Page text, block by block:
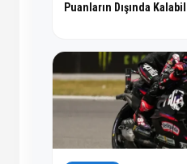
Puanların Dışında